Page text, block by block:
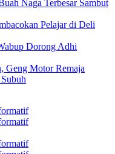
Naga Terbesar Sambut
Pelajar di Deli
Dorong Adhi
Geng Motor Remaja